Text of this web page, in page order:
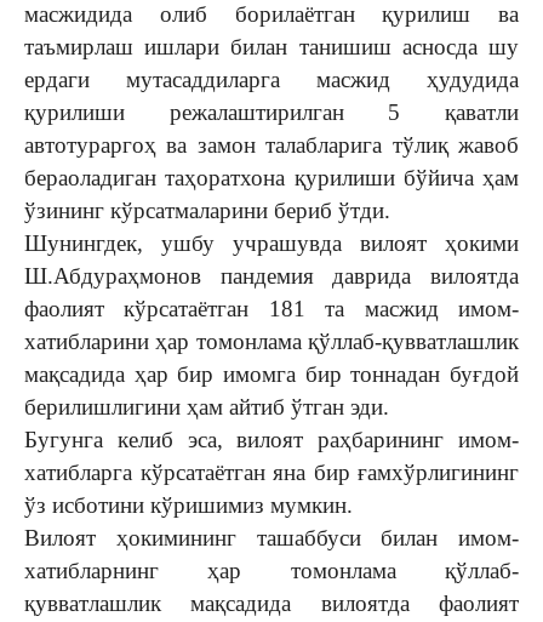
масжидида олиб борилаётган қурилиш ва
таъмирлаш ишлари билан танишиш асносда шу
ердаги мутасаддиларга масжид ҳудудида
қурилиши режалаштирилган 5 қаватли
автотураргоҳ ва замон талабларига тўлиқ жавоб
бераоладиган таҳоратхона қурилиши бўйича ҳам
ўзининг кўрсатмаларини бериб ўтди.
Шунингдек, ушбу учрашувда вилоят ҳокими
Ш.Абдураҳмонов пандемия даврида вилоятда
фаолият кўрсатаётган 181 та масжид имом-
хатибларини ҳар томонлама қўллаб-қувватлашлик
мақсадида ҳар бир имомга бир тоннадан буғдой
берилишлигини ҳам айтиб ўтган эди.
Бугунга келиб эса, вилоят раҳбарининг имом-
хатибларга кўрсатаётган яна бир ғамхўрлигининг
ўз исботини кўришимиз мумкин.
Вилоят ҳокимининг ташаббуси билан имом-
хатибларнинг ҳар томонлама қўллаб-
қувватлашлик мақсадида вилоятда фаолият